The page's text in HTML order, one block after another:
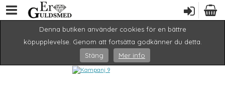
Denna butiken använder cookies för en bättre
köpupplevelse. Genom att fortsätta godkänner du detta.
Stäng
Mer info